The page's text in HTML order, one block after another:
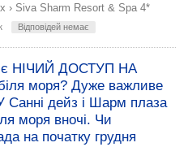
› Siva Sharm Resort & Spa 4*
Відповідей немає
є НІЧИЙ ДОСТУП НА
моря? Дуже важливе
Санні дейз і Шарм плаза
моря вночі. Чи
на початку грудня